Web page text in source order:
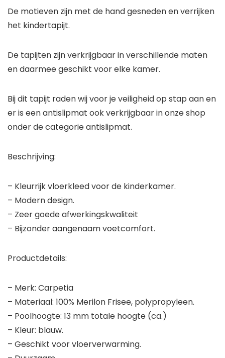
De motieven zijn met de hand gesneden en verrijken
het kindertapijt.
De tapijten zijn verkrijgbaar in verschillende maten
en daarmee geschikt voor elke kamer.
Bij dit tapijt raden wij voor je veiligheid op stap aan en
er is een antislipmat ook verkrijgbaar in onze shop
onder de categorie antislipmat.
Beschrijving:
– Kleurrijk vloerkleed voor de kinderkamer.
– Modern design.
– Zeer goede afwerkingskwaliteit
– Bijzonder aangenaam voetcomfort.
Productdetails:
– Merk: Carpetia
– Materiaal: 100% Merilon Frisee, polypropyleen.
– Poolhoogte: 13 mm totale hoogte (ca.)
– Kleur: blauw.
– Geschikt voor vloerverwarming.